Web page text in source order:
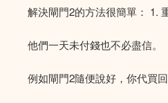
解決閘門2的方法很簡單： 1.
他們一天未付錢也不必盡信。
例如閘門2隨便說好，你代買回